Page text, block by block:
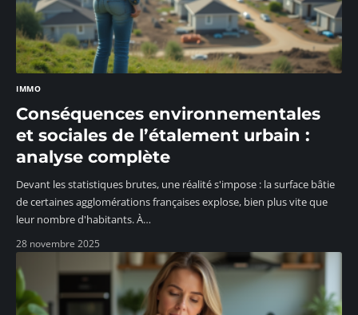
IMMO
Conséquences environnementales
et sociales de l’étalement urbain :
analyse complète
Devant les statistiques brutes, une réalité s'impose : la surface bâtie
de certaines agglomérations françaises explose, bien plus vite que
leur nombre d'habitants. À…
28 novembre 2025